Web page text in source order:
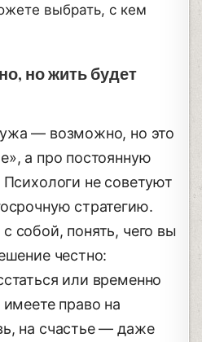
выбрать, с кем
но жить будет
— возможно, но это
а про постоянную
не советуют
стратегию.
собой, понять, чего вы
честно:
или временно
право на
на счастье — даже